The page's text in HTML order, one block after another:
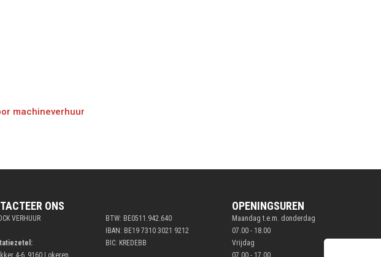
machineverhuur
ONS
VERHUUR
4-6, 9160 Lokeren
BTW: BE0511.942.640
IBAN: BE19 7310 3021 9212
BIC: KREDEBB
OPENINGSUREN
Maandag t.e.m. donderdag
07.00 - 18.00
Vrijdag
07.00 - 17.00